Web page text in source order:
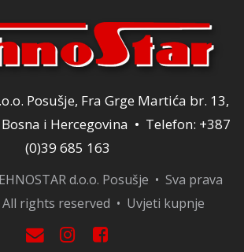
Posušje, Fra Grge Martića br. 13,
i Hercegovina • Telefon: +387
(0)39 685 163
d.o.o. Posušje • Sva prava
rights reserved • Uvjeti kupnje